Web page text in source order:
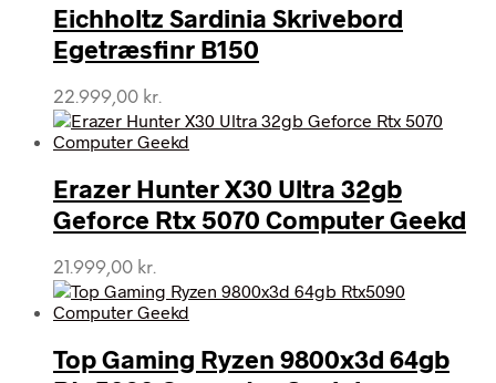
var:
28.464,00 kr..
er:
18.699,00 kr..
Eichholtz Sardinia Skrivebord
Egetræsfinr B150
22.999,00 kr.
Erazer Hunter X30 Ultra 32gb
Geforce Rtx 5070 Computer Geekd
21.999,00 kr.
Top Gaming Ryzen 9800x3d 64gb